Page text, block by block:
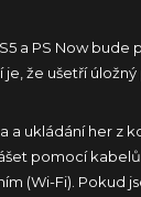
a PS Now bude
že ušetří úložný
a ukládání her z
pomocí
(Wi-Fi). Pokud